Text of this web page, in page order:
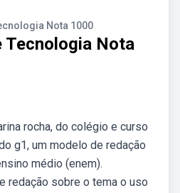
Nota 1000
Tecnologia Nota
rocha, do colégio e curso
g1, um modelo de redação
médio (enem).
redação sobre o tema o uso